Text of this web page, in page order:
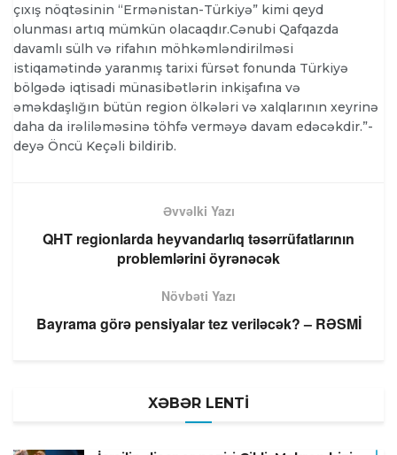
çıxış nöqtəsinin “Ermənistan-Türkiyə” kimi qeyd
olunması artıq mümkün olacaqdır.Cənubi Qafqazda
davamlı sülh və rifahın möhkəmləndirilməsi
istiqamətində yaranmış tarixi fürsət fonunda Türkiyə
bölgədə iqtisadi münasibətlərin inkişafına və
əməkdaşlığın bütün region ölkələri və xalqlarının xeyrinə
daha da irəliləməsinə töhfə verməyə davam edəcəkdir.”-
deyə Öncü Keçəli bildirib.
Əvvəlki Yazı
QHT regionlarda heyvandarlıq təsərrüfatlarının
problemlərini öyrənəcək
Növbəti Yazı
Bayrama görə pensiyalar tez veriləcək? – RƏSMİ
XƏBƏR LENTİ